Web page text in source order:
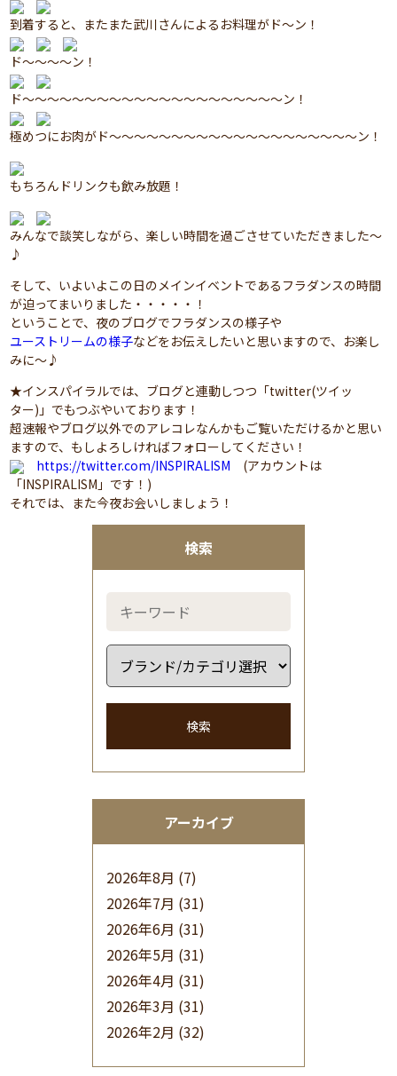
検索
検索
アーカイブ
2026年8月 (7)
2026年7月 (31)
2026年6月 (31)
2026年5月 (31)
2026年4月 (31)
2026年3月 (31)
2026年2月 (32)
到着すると、またまた武川さんによるお料理がド～ン！
ド～～～～ン！
ド～～～～～～～～～～～～～～～～～～～～～ン！
極めつにお肉がド～～～～～～～～～～～～～～～～～～～～ン！
もちろんドリンクも飲み放題！
みんなで談笑しながら、楽しい時間を過ごさせていただきました～
♪
そして、いよいよこの日のメインイベントであるフラダンスの時間
が迫ってまいりました・・・・・！
ということで、夜のブログでフラダンスの様子や
ユーストリームの様子などをお伝えしたいと思いますので、お楽し
みに～♪
★インスパイラルでは、ブログと連動しつつ「twitter(ツイッ
ター)」でもつぶやいております！
超速報やブログ以外でのアレコレなんかもご覧いただけるかと思い
ますので、もしよろしければフォローしてください！
https://twitter.com/INSPIRALISM (アカウントは
「INSPIRALISM」です！)
それでは、また今夜お会いしましょう！